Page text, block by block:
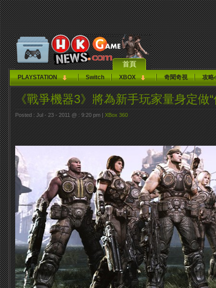
首頁
PLAYSTATION Switch XBOX 奇聞奇視 攻略
《戰爭機器3》將為新手玩家量身定做
Posted : Jul - 23 - 2011 @ : 9:20 pm | XBox 360